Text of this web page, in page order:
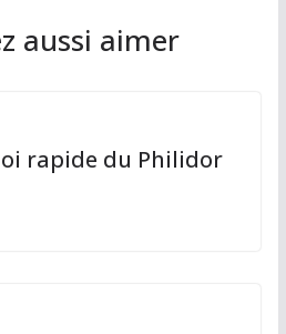
aussi aimer
rapide du Philidor